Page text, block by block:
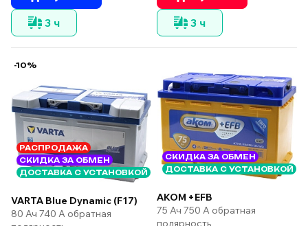
3 ч
3 ч
-10%
РАСПРОДАЖА
СКИДКА ЗА ОБМЕН
ДОСТАВКА С УСТАНОВКОЙ
VARTA Blue Dynamic (F17)
80 Ач 740 А обратная
СКИДКА ЗА ОБМЕН
ДОСТАВКА С УСТАНОВКОЙ
AKOM +EFB
75 Ач 750 А обратная
полярность